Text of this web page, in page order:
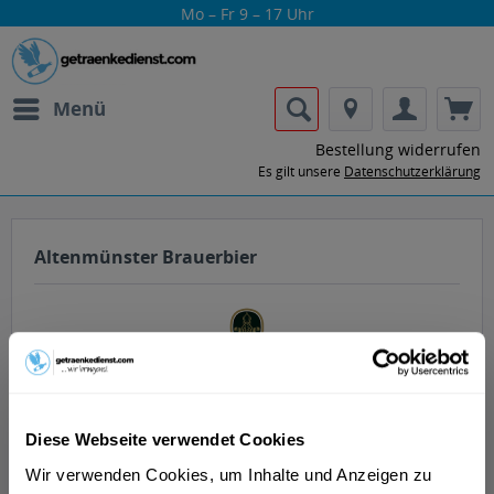
Diese Webseite verwendet Cookies
Wir verwenden Cookies, um Inhalte und Anzeigen zu
Mo – Fr 9 – 17 Uhr
Menü
Bestellung widerrufen
Es gilt unsere Datenschutzerklärung
Altenmünster Brauerbier
Lass dir die Getränke von Altenmünster